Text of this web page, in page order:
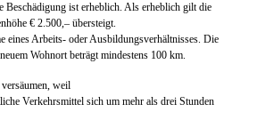
ist erheblich. Als erheblich gilt die
€ 2.500,– übersteigt.
eines Arbeits- oder Ausbildungsverhältnisses. Die
Wohnort beträgt mindestens 100 km.
weil
Verkehrsmittel sich um mehr als drei Stunden